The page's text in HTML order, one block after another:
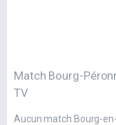
Match Bourg-
TV
Aucun match Bourg-